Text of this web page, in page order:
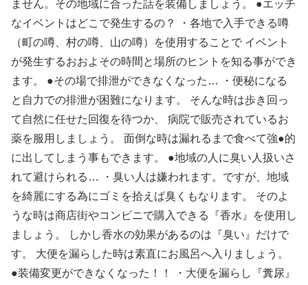
ません。その地域に合った話を装備しましょう。 ●エッチ
なイベントはどこで発生するの？ ・各地で入手できる噂
（町の噂、村の噂、山の噂）を使用することで イベント
が発生するおおよその時間と場所のヒントを知る事ができ
ます。 ●その場で排泄ができなくなった… ・便秘になる
と自力での排泄が困難になります。 そんな時は歩き回っ
て自然に任せた回復を待つか、 病院で販売されているお
薬を服用しましょう。 面倒な時は漏れるまで食べて強●的
に出してしまう事もできます。 ●地域の人に臭い人扱いさ
れて避けられる… ・臭い人は嫌われます。ですが、地域
を綺麗にする為にゴミを拾えば臭くもなります。 そのよ
うな時は商店街やコンビニで購入できる『香水』を使用し
ましょう。 しかし香水の効果があるのは『臭い』だけで
す。 大便を漏らした時は素直にお風呂へ入りましょう。
●装備変更ができなくなった！！ ・大便を漏らし『糞尿』